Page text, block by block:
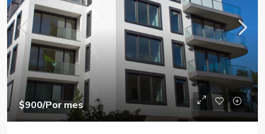
$900/Por mes